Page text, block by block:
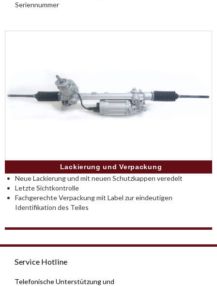
Seriennummer
Lackierung und Verpackung
Neue Lackierung und mit neuen Schutzkappen veredelt
Letzte Sichtkontrolle
Fachgerechte Verpackung mit Label zur eindeutigen
Identifikation des Teiles
Service Hotline
Telefonische Unterstützung und